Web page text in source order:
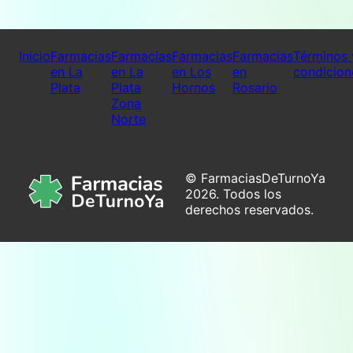
InicioFarmacias
en La
Plata
Farmacias
en La
Plata
Zona
Norte
Farmacias
en Los
Hornos
Farmacias
en
Rosario
Términos
© FarmaciasDeTurnoYa
2026. Todos los
derechos reservados.